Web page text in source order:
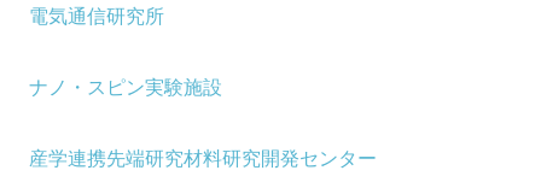
電気通信研究所
ナノ・スピン実験施設
産学連携先端研究材料研究開発センター